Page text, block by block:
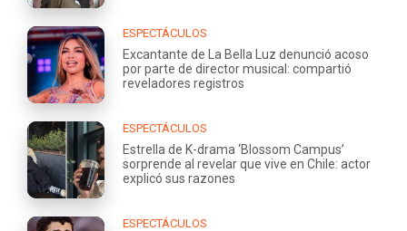
ESPECTÁCULOS
Excantante de La Bella Luz denunció acoso
por parte de director musical: compartió
reveladores registros
ESPECTÁCULOS
Estrella de K-drama ‘Blossom Campus’
sorprende al revelar que vive en Chile: actor
explicó sus razones
ESPECTÁCULOS